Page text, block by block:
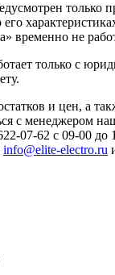
только
его
временно не
только с
и цен, а
с менеджером
07-62 с 09-00 до
info@elite-electro.ru